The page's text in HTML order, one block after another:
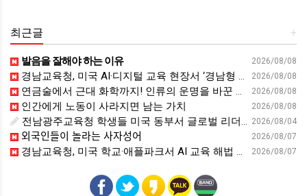
+
최근글
2026/08/08
발음을 잘해야 하는 이유
2026/08/08
경남교육청, 미국 AI·디지털 교육 현장서 ‘경남형 해법’ 찾는다 - 뉴스프리존
2026/08/08
연금술에서 근대 화학까지! 인류의 운명을 바꾼 위대한 발견 : 생각하는 청소년을 위한 과학 시리즈 2부(feat.박문호 박사)
2026/08/08
인간에게 노동이 사라지면 남는 가치
2026/08/04
전남광주교육청 학생들 미국 동부서 글로벌 리더십 체험 - 전남인터넷신문
2026/08/07
외국인들이 놀라는 사자성어
2026/08/07
경남교육청, 미국 학교·애플파크서 AI 교육 해법 찾는다 - 스트레이트뉴스